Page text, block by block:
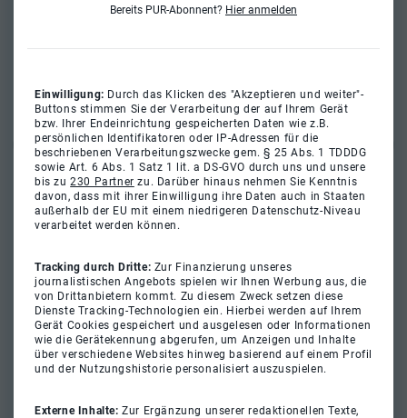
Bereits PUR-Abonnent? Hier anmelden
Einwilligung: Durch das Klicken des "Akzeptieren und weiter"-
Buttons stimmen Sie der Verarbeitung der auf Ihrem Gerät
bzw. Ihrer Endeinrichtung gespeicherten Daten wie z.B.
persönlichen Identifikatoren oder IP-Adressen für die
beschriebenen Verarbeitungszwecke gem. § 25 Abs. 1 TDDDG
sowie Art. 6 Abs. 1 Satz 1 lit. a DS-GVO durch uns und unsere
bis zu230 Partner zu. Darüber hinaus nehmen Sie Kenntnis
davon, dass mit ihrer Einwilligung ihre Daten auch in Staaten
außerhalb der EU mit einem niedrigeren Datenschutz-Niveau
verarbeitet werden können.
Tracking durch Dritte: Zur Finanzierung unseres
journalistischen Angebots spielen wir Ihnen Werbung aus, die
von Drittanbietern kommt. Zu diesem Zweck setzen diese
Dienste Tracking-Technologien ein. Hierbei werden auf Ihrem
Gerät Cookies gespeichert und ausgelesen oder Informationen
wie die Gerätekennung abgerufen, um Anzeigen und Inhalte
über verschiedene Websites hinweg basierend auf einem Profil
und der Nutzungshistorie personalisiert auszuspielen.
Externe Inhalte:Zur Ergänzung unserer redaktionellen Texte,